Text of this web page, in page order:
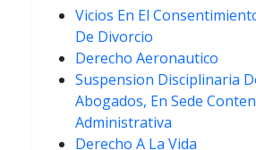
Vicios En El
De Divorcio
Derecho Aeronautico
Suspension Disciplinaria
Abogados, En Sede
Administrativa
Derecho A La Vida